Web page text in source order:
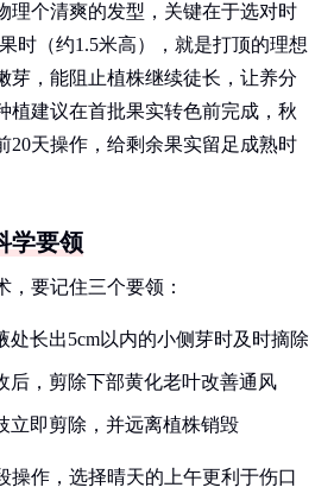
理个清爽的发型，关键在于选对时
时（约1.5米高），就是打顶的理想
芽，能阻止植株继续徒长，让养分
植建议在首批果实转色前完成，秋
20天操作，给剩余果实留足成熟时
学要领
，要记住三个要领：
处长出5cm以内的小侧芽时及时摘除
后，剪除下部黄化老叶改善通风
立即剪除，并远离植株销毁
操作，选择晴天的上午更利于伤口